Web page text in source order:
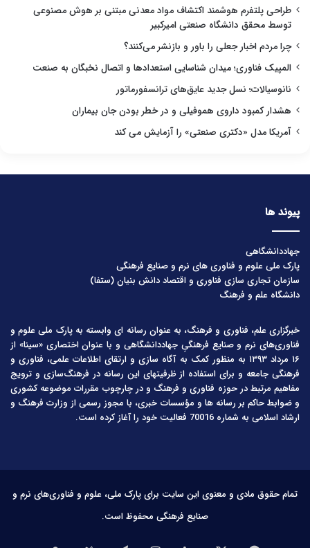
طراحی پلتفرم هوشمند اکتشاف مواد معدنی مبتنی بر هوش مصنوعی
توسط محقق دانشگاه صنعتی امیرکبیر
چرا مردم اخبار جعلی را باور و بازنشر می‌کنند؟
المپیک فناوری؛ میدان شناسایی استعدادها و اتصال نخبگان به صنعت
نانوسیالات؛ نسل جدید عایق‌های ترانسفورماتور
هشدار کمبود داروی هموفیلی و در خطر بودن جان بیماران
آمریکا مدل «دکتری صنعتی» را آزمایش می کند
پیوند ها
جهاددانشگاهی
پارک ملی علوم و فناوری های نرم و صنایع فرهنگی
سازمان تجاری سازی فناوری و اقتصاد دانش بنیان (ستفا)
دانشگاه علم و فرهنگ
خبرگزاری علم، فناوری و فرهنگ، به عنوان رسانه ای وابسته به پارک ملی علوم و
فناوری‌های نرم و صنایع فرهنگیِ جهاددانشگاهی و با عنوان اختصاری «سینا» از
۱۶ مرداد ۱۳۹۳ به منظور کمک به آگاه سازی و ارتقای اطلاعات علمی، فناوری و
فرهنگی جامعه و برای استفاده از ظرفیتهای این رسانه در فرهنگ‌سازی و ترویج
مفاهیم مرتبط در حوزه فناوری و فرهنگ و در چارچوب مقررات موضوعه کشوری
و ضوابط حاکم بر رسانه ها و مؤسسات خبری، با مجوز رسمی از وزارت فرهنگ و
ارشاد اسلامی به شماره 70016 فعالیت خود را آغاز کرده است.
تمام حقوق مادی و معنوی این سایت برای پارک ملی، علوم و فناوری‌های نرم و
صنایع فرهنگی محفوظ است.